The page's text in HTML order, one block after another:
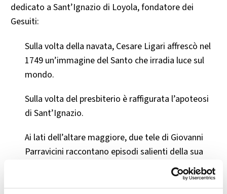
dedicato a Sant’Ignazio di Loyola, fondatore dei
Gesuiti:
Sulla volta della navata, Cesare Ligari affrescò nel
1749 un’immagine del Santo che irradia luce sul
mondo.
Sulla volta del presbiterio è raffigurata l’apoteosi
di Sant’Ignazio.
Ai lati dell’altare maggiore, due tele di Giovanni
Parravicini raccontano episodi salienti della sua
Nella cappella laterale sinistra si trovano affreschi